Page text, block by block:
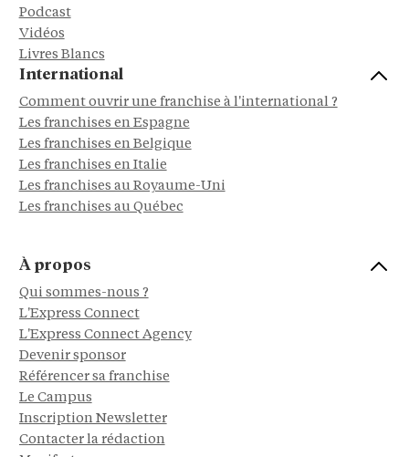
Podcast
Vidéos
Livres Blancs
International
Comment ouvrir une franchise à l'international ?
Les franchises en Espagne
Les franchises en Belgique
Les franchises en Italie
Les franchises au Royaume-Uni
Les franchises au Québec
À propos
Qui sommes-nous ?
L'Express Connect
L'Express Connect Agency
Devenir sponsor
Référencer sa franchise
Le Campus
Inscription Newsletter
Contacter la rédaction